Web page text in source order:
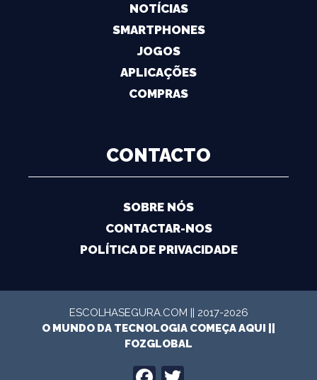
NOTÍCIAS
SMARTPHONES
JOGOS
APLICAÇÕES
COMPRAS
CONTACTO
SOBRE NÓS
CONTACTAR-NOS
POLÍTICA DE PRIVACIDADE
ESCOLHASEGURA.COM || 2017-2026
O MUNDO DA TECNOLOGIA COMEÇA AQUI ||
FOZGLOBAL